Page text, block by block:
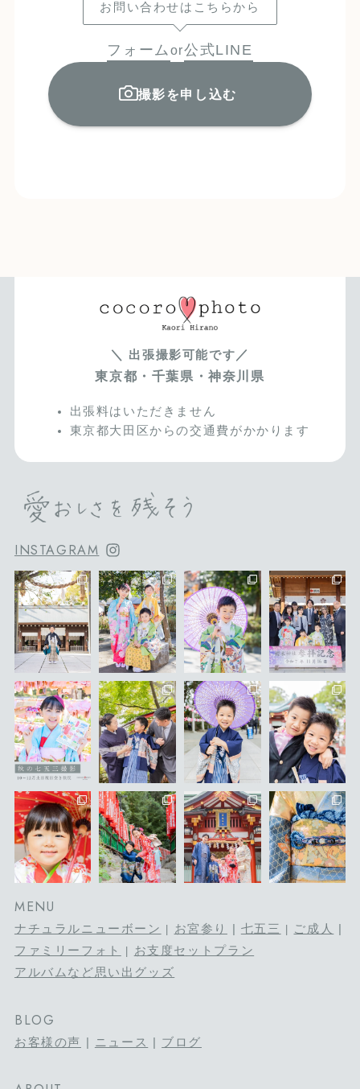
お問い合わせはこちらから
フォームor公式LINE
撮影を申し込む
＼ 出張撮影可能です ／
東京都・千葉県・神奈川県
出張料はいただきません
東京都大田区からの交通費がかかります
INSTAGRAM
MENU
ナチュラルニューボーン お宮参り 七五三 ご成人
ファミリーフォト
お支度セットプラン
アルバムなど思い出グッズ
BLOG
お客様の声 ニュース ブログ